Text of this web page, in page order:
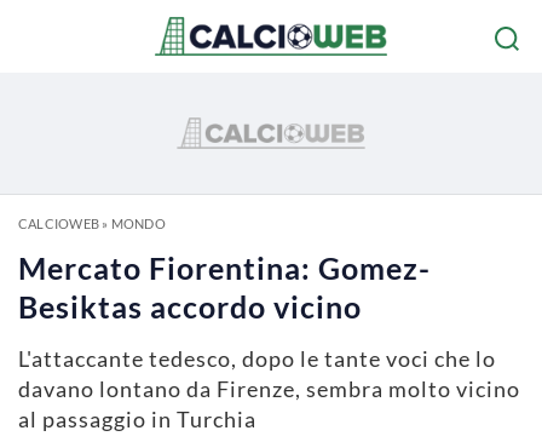
CALCIOWEB» MONDO
Mercato Fiorentina: Gomez-
Besiktas accordo vicino
L'attaccante tedesco, dopo le tante voci che lo
davano lontano da Firenze, sembra molto vicino
al passaggio in Turchia